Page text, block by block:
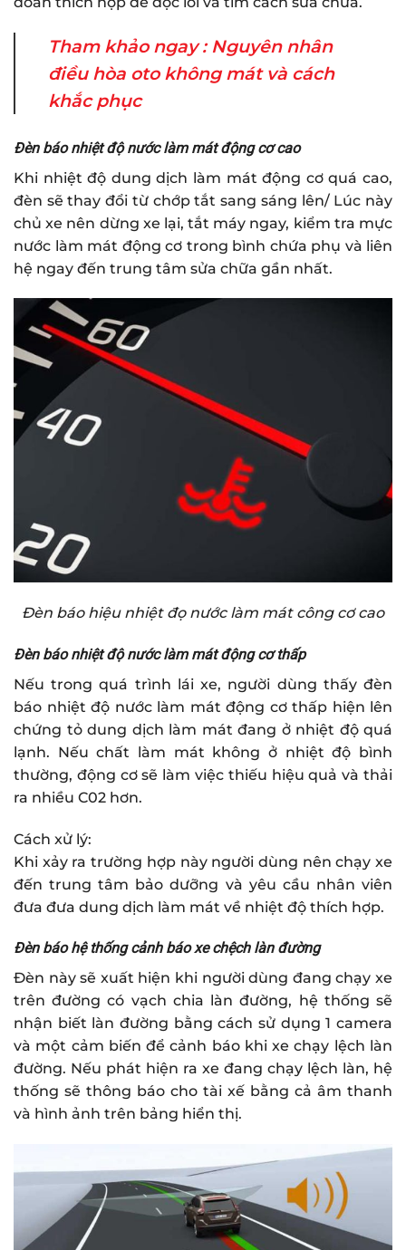
Tham khảo ngay : Nguyên nhân
điều hòa oto không mát và cách
khắc phục
Đèn báo nhiệt độ nước làm mát động cơ cao
Khi nhiệt độ dung dịch làm mát động cơ quá cao,
đèn sẽ thay đổi từ chớp tắt sang sáng lên/ Lúc này
chủ xe nên dừng xe lại, tắt máy ngay, kiểm tra mực
nước làm mát động cơ trong bình chứa phụ và liên
hệ ngay đến trung tâm sửa chữa gần nhất.
Đèn báo hiệu nhiệt đọ nước làm mát công cơ cao
Đèn báo nhiệt độ nước làm mát động cơ thấp
Nếu trong quá trình lái xe, người dùng thấy đèn
báo nhiệt độ nước làm mát động cơ thấp hiện lên
chứng tỏ dung dịch làm mát đang ở nhiệt độ quá
lạnh. Nếu chất làm mát không ở nhiệt độ bình
thường, động cơ sẽ làm việc thiếu hiệu quả và thải
ra nhiều C02 hơn.
Cách xử lý:
Khi xảy ra trường hợp này người dùng nên chạy xe
đến trung tâm bảo dưỡng và yêu cầu nhân viên
đưa đưa dung dịch làm mát về nhiệt độ thích hợp.
Đèn báo hệ thống cảnh báo xe chệch làn đường
Đèn này sẽ xuất hiện khi người dùng đang chạy xe
trên đường có vạch chia làn đường, hệ thống sẽ
nhận biết làn đường bằng cách sử dụng 1 camera
và một cảm biến để cảnh báo khi xe chạy lệch làn
đường. Nếu phát hiện ra xe đang chạy lệch làn, hệ
thống sẽ thông báo cho tài xế bằng cả âm thanh
và hình ảnh trên bảng hiển thị.